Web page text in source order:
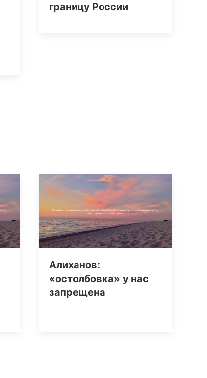
границу России
Алиханов:
«остолбовка» у нас
запрещена